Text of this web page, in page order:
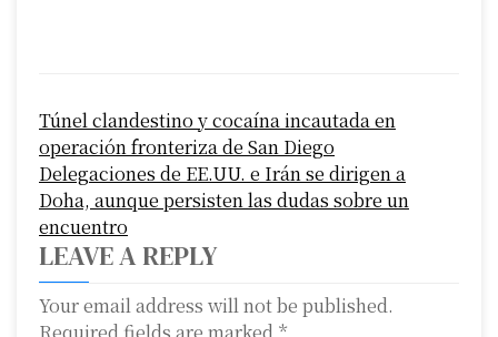
o
s
t
n
a
Túnel clandestino y cocaína incautada en
operación fronteriza de San Diego
Delegaciones de EE.UU. e Irán se dirigen a
Doha, aunque persisten las dudas sobre un
encuentro
LEAVE A REPLY
Your email address will not be published.